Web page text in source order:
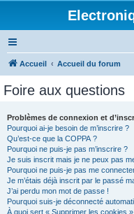
Accueil Accueil du forum
Foire aux questions
Problèmes de connexion et
Pourquoi ai-je besoin de m’inscrire ?
Qu’est-ce que la COPPA ?
Pourquoi ne puis-je pas m’inscrire ?
Je suis inscrit mais je ne peux pas
Pourquoi ne puis-je pas me
Je m’étais déjà inscrit par le passé
J’ai perdu mon mot de passe !
Pourquoi suis-je déconnecté
À quoi sert « Supprimer les cookies